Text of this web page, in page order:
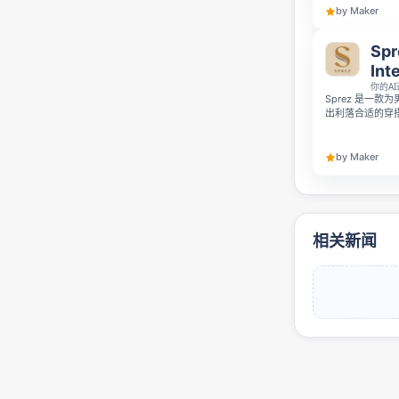
by Maker
你的AI
Sprez 是一款为
出利落合适的穿
测试阶段。
by Maker
相关新闻